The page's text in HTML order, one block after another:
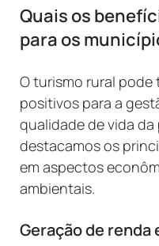
Quais os
para os
O turismo rural
positivos para a
qualidade de vida
destacamos os
em aspectos
ambientais.
Geração de renda